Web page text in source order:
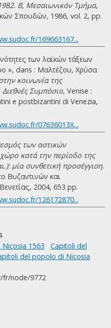
B, Μεσαιωνικόν Τμήμα,
Σπουδών, 1986, vol. 2, pp.
169663167...
των λαϊκών τάξεων
», dans : Μαλτέζου, Χρύσα
κοινωνία της
Συμπόσιο, Venise :
e postbizantini di Venezia,
07636013X...
των αστικών
κατά την περίοδο της
μία συνθετική προσέγγιση.
Βυζαντινών και
2004, 653 pp.
126172870...
1563
Capitoli del
del popolo di Nicosia
fr/node/9772